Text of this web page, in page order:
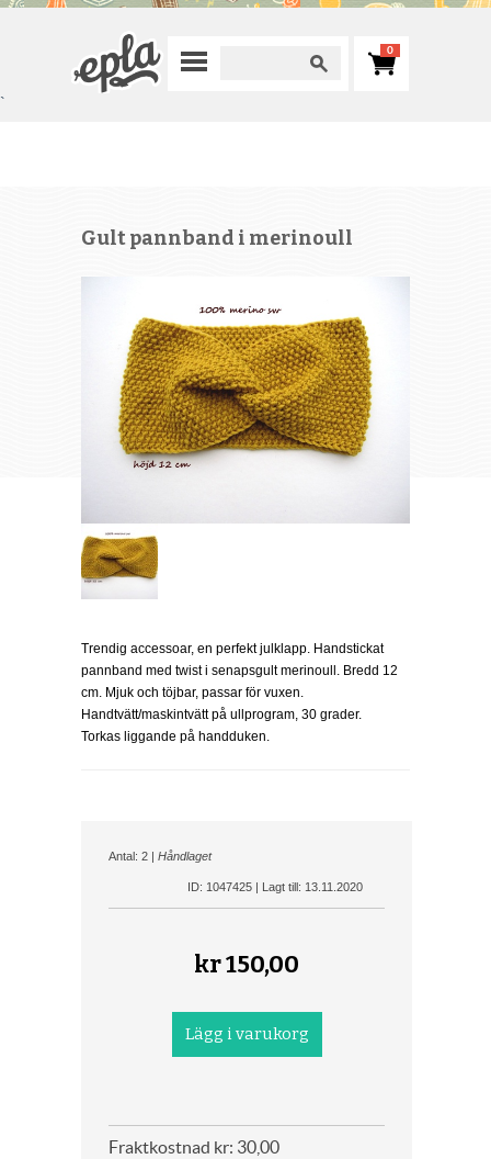
0
`
Gult pannband i merinoull
Trendig accessoar, en perfekt julklapp. Handstickat
pannband med twist i senapsgult merinoull. Bredd 12
cm. Mjuk och töjbar, passar för vuxen.
Handtvätt/maskintvätt på ullprogram, 30 grader.
Torkas liggande på handduken.
Antal: 2 | Håndlaget
ID: 1047425 | Lagt till: 13.11.2020
kr150,00
Fraktkostnad kr: 30,00